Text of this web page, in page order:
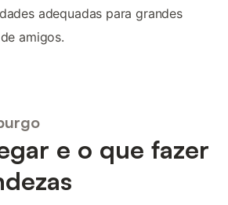
adequadas para grandes
amigos.
e o que fazer